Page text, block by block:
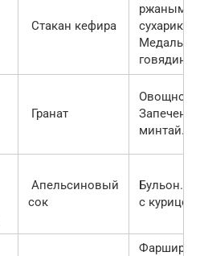
Стакан кефира
ржаными
говядины.
Гранат
Овощное
минтай.
Апельсиновый
сок
Бульон.
с курицей.